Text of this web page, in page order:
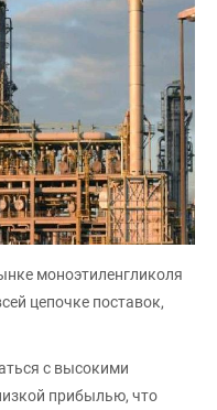
моноэтиленгликоля
цепочке поставок,
с высокими
прибылью, что